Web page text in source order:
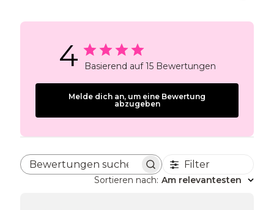
4 Basierend auf 15 Bewertungen
Melde dich an, um eine Bewertung
abzugeben
Bewertungen suchen
Filter
Sortieren nach: Am relevantesten